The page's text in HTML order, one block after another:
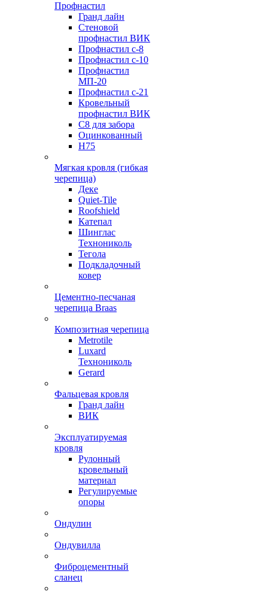
Профнастил
Гранд лайн
Стеновой
профнастил ВИК
Профнастил с-8
Профнастил с-10
Профнастил
МП-20
Профнастил с-21
Кровельный
профнастил ВИК
С8 для забора
Оцинкованный
Н75
Мягкая кровля (гибкая
черепица)
Деке
Quiet-Tile
Roofshield
Катепал
Шинглас
Технониколь
Тегола
Подкладочный
ковер
Цементно-песчаная
черепица Braas
Композитная черепица
Metrotile
Luxard
Технониколь
Gerard
Фальцевая кровля
Гранд лайн
ВИК
Эксплуатируемая
кровля
Рулонный
кровельный
материал
Регулируемые
опоры
Ондулин
Ондувилла
Фиброцементный
сланец